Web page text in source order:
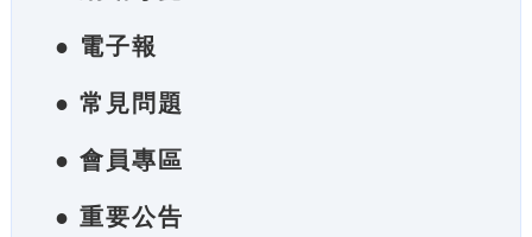
● 電子報
● 常見問題
● 會員專區
● 重要公告